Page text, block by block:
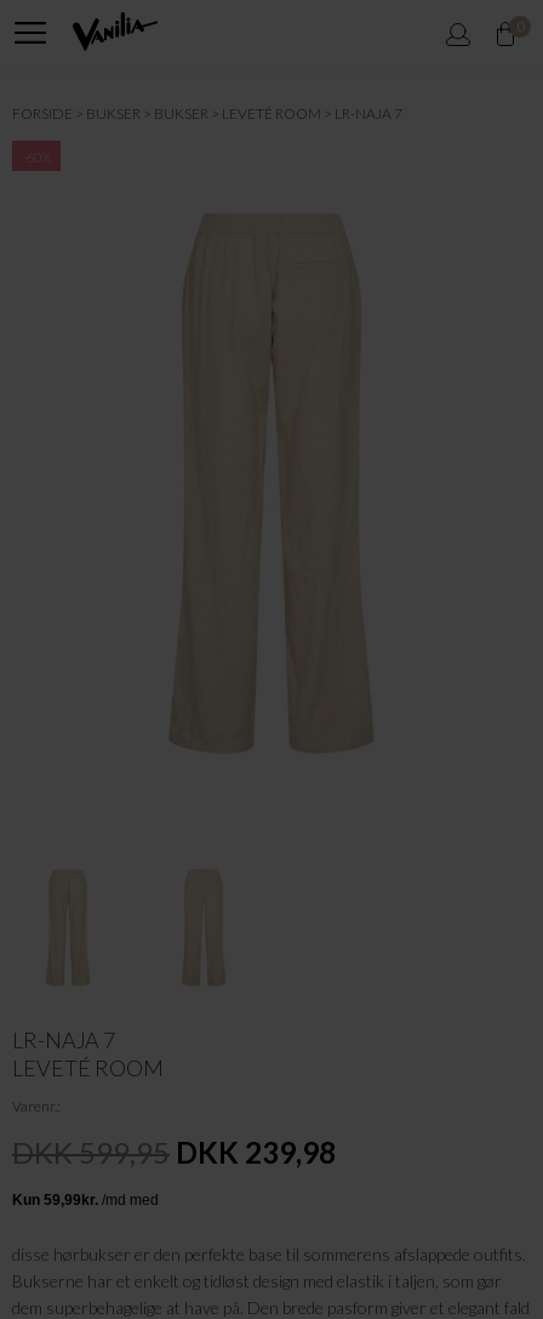
0
FORSIDE BUKSER BUKSER LEVETÉ ROOM LR-NAJA 7
-60%
LR-NAJA 7
LEVETÉ ROOM
Varenr.
DKK 599,95 DKK 239,98
disse hørbukser er den perfekte base til sommerens afslappede outfits.
Bukserne har et enkelt og tidløst design med elastik i taljen, som gør
dem superbehagelige at have på. Den brede pasform giver et elegant fald